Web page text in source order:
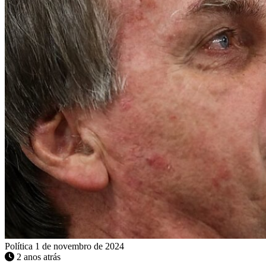
Política 1 de novembro de 2024
2 anos atrás